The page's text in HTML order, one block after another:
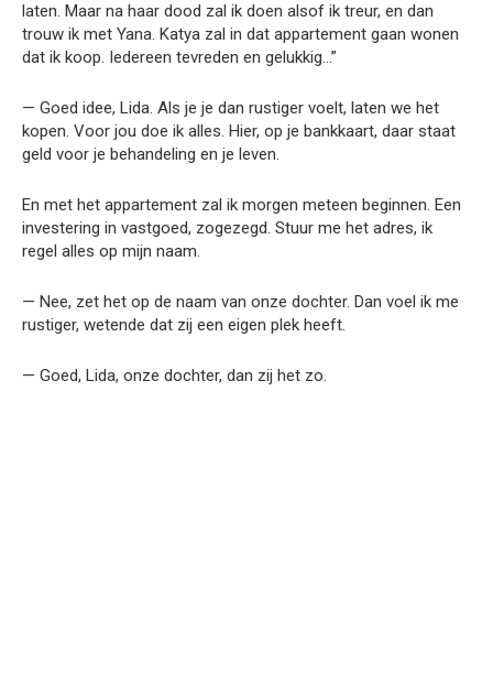
laten. Maar na haar dood zal ik doen alsof ik treur, en dan
trouw ik met Yana. Katya zal in dat appartement gaan wonen
dat ik koop. Iedereen tevreden en gelukkig…”
— Goed idee, Lida. Als je je dan rustiger voelt, laten we het
kopen. Voor jou doe ik alles. Hier, op je bankkaart, daar staat
geld voor je behandeling en je leven.
En met het appartement zal ik morgen meteen beginnen. Een
investering in vastgoed, zogezegd. Stuur me het adres, ik
regel alles op mijn naam.
— Nee, zet het op de naam van onze dochter. Dan voel ik me
rustiger, wetende dat zij een eigen plek heeft.
— Goed, Lida, onze dochter, dan zij het zo.